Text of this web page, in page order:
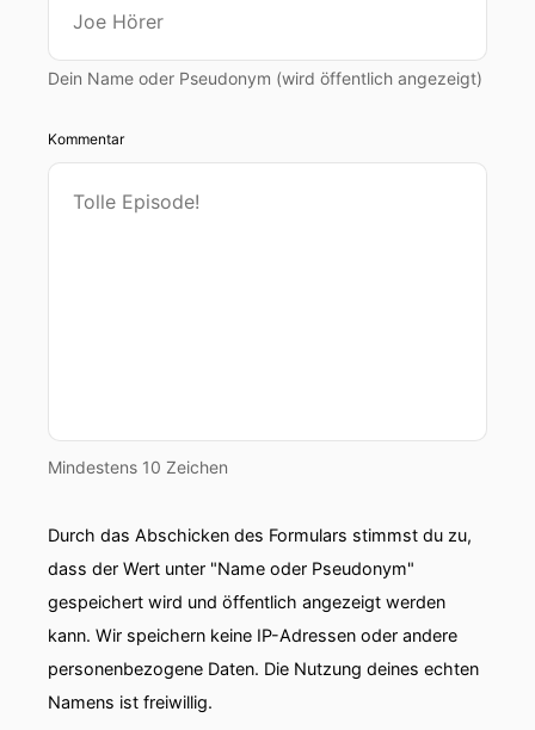
Dein Name oder Pseudonym (wird öffentlich angezeigt)
Kommentar
Mindestens 10 Zeichen
Durch das Abschicken des Formulars stimmst du zu,
dass der Wert unter "Name oder Pseudonym"
gespeichert wird und öffentlich angezeigt werden
kann. Wir speichern keine IP-Adressen oder andere
personenbezogene Daten. Die Nutzung deines echten
Namens ist freiwillig.